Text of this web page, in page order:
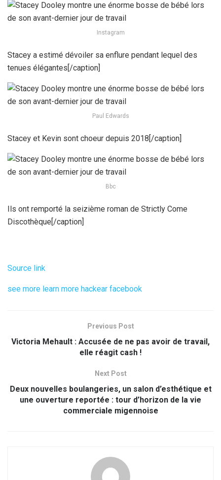
Instagram
Stacey a estimé dévoiler sa enflure pendant lequel des
tenues élégantes[/caption]
Paul Edwards
Stacey et Kevin sont choeur depuis 2018[/caption]
Bbc
Ils ont remporté la seizième roman de Strictly Come
Discothèque[/caption]
Source link
see more learn more hackear facebook
Previous Post
Victoria Mehault : Accusée de ne pas avoir de travail,
elle réagit cash !
Next Post
Deux nouvelles boulangeries, un salon d’esthétique et
une ouverture reportée : tour d’horizon de la vie
commerciale migennoise